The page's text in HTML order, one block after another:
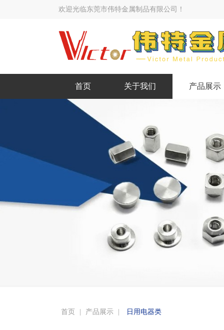
欢迎光临东莞市伟特金属制品有限公司！
首页 关于我们 产品展示
首页 | 产品展示 | 日用电器类